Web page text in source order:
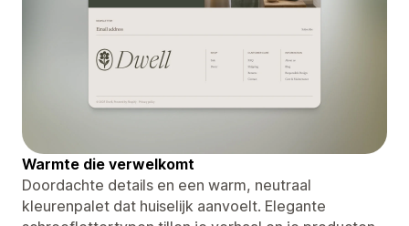
Warmte die verwelkomt
Doordachte details en een warm, neutraal
kleurenpalet dat huiselijk aanvoelt. Elegante